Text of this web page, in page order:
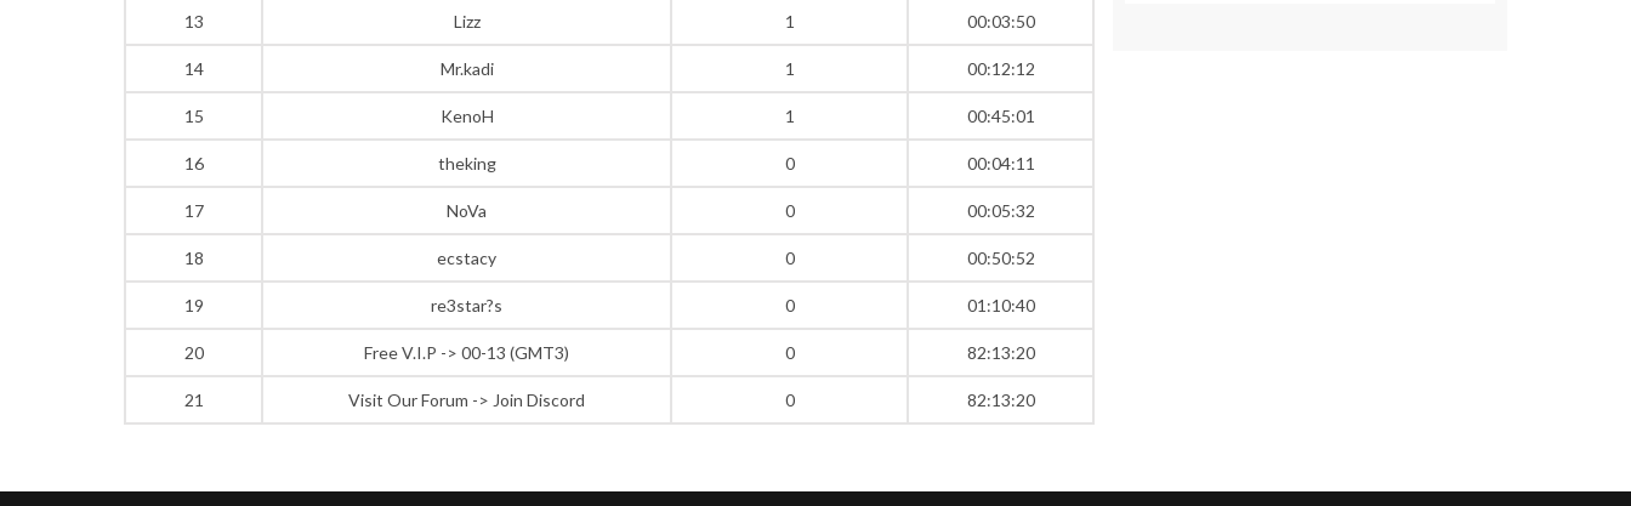
13 Lizz 1 00:03:50
14 Mr.kadi 1 00:12:12
15 KenoH 1 00:45:01
16 theking 0 00:04:11
17 NoVa 0 00:05:32
18 ecstacy 0 00:50:52
19 re3star?s 0 01:10:40
20 Free V.I.P -> 00-13 (GMT3) 0 82:13:20
21 Visit Our Forum -> Join Discord 0 82:13:20